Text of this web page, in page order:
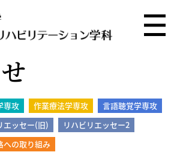
専攻 作業療法学専攻
言語聴覚学専攻
エッセー(旧)
リハビリエッセー2
への取り組み